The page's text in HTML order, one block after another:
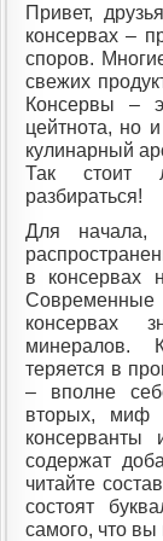
Привет,
консервах –
споров.
свежих
Консервы –
цейтнота, но
кулинарный
Так стоит
разбираться!
Для начала,
в консервах
Современные
консервах
минералов.
теряется в
– вполне
вторых, миф
консерванты
содержат
читайте
состоят
самого, что вы